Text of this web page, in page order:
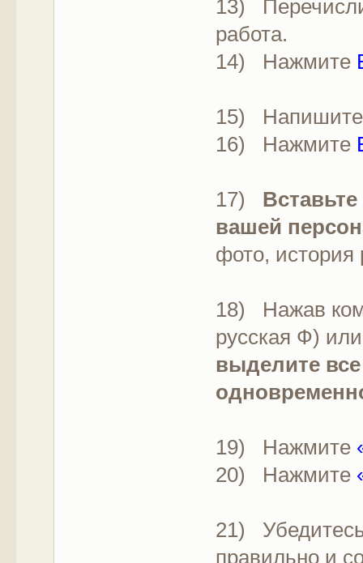
13)
работа.
14) Нажмите
15)
16) Нажмите
17)
вашей
фото, история
18) Нажав
русская Ф)
выделите
19) Нажмите
20) Нажмите
21)
правильно и